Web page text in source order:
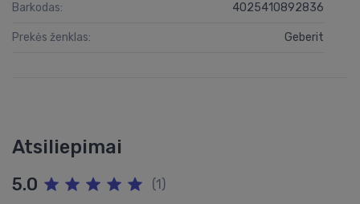
Barkodas: 4025410892836
Prekės ženklas: Geberit
Atsiliepimai
5.0 (1)